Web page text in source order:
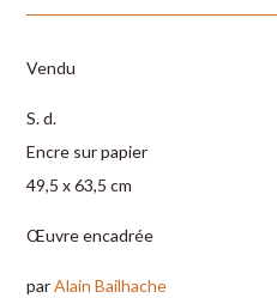
Vendu
S. d.
Encre sur papier
49,5 x 63,5 cm
Œuvre encadrée
parAlain Bailhache